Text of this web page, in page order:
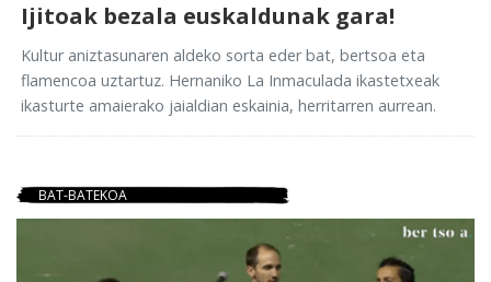
Ijitoak bezala euskaldunak gara!
Kultur aniztasunaren aldeko sorta eder bat, bertsoa eta
flamencoa uztartuz. Hernaniko La Inmaculada ikastetxeak
ikasturte amaierako jaialdian eskainia, herritarren aurrean.
BAT-BATEKOA